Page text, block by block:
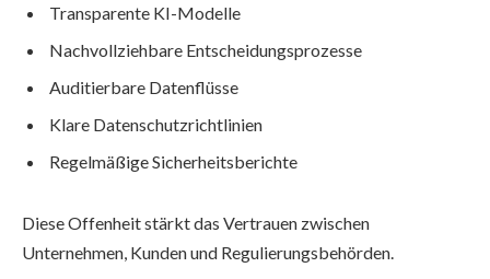
Transparente KI-Modelle
Nachvollziehbare Entscheidungsprozesse
Auditierbare Datenflüsse
Klare Datenschutzrichtlinien
Regelmäßige Sicherheitsberichte
Diese Offenheit stärkt das Vertrauen zwischen
Unternehmen, Kunden und Regulierungsbehörden.